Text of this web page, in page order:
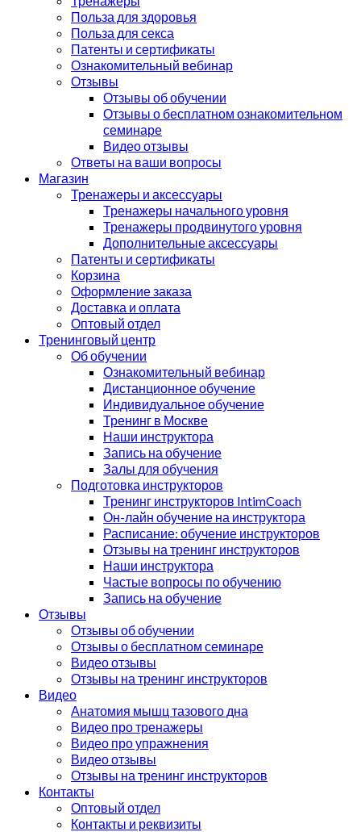
Польза для здоровья
Польза для секса
Патенты и сертификаты
Ознакомительный вебинар
Отзывы
Отзывы об обучении
Отзывы о бесплатном ознакомительном
семинаре
Видео отзывы
Ответы на ваши вопросы
Магазин
Тренажеры и аксессуары
Тренажеры начального уровня
Тренажеры продвинутого уровня
Дополнительные аксессуары
Патенты и сертификаты
Корзина
Оформление заказа
Доставка и оплата
Оптовый отдел
Тренинговый центр
Об обучении
Ознакомительный вебинар
Дистанционное обучение
Индивидуальное обучение
Тренинг в Москве
Наши инструктора
Запись на обучение
Залы для обучения
Подготовка инструкторов
Тренинг инструкторов IntimCoach
Он-лайн обучение на инструктора
Расписание: обучение инструкторов
Отзывы на тренинг инструкторов
Наши инструктора
Частые вопросы по обучению
Запись на обучение
Отзывы
Отзывы об обучении
Отзывы о бесплатном семинаре
Видео отзывы
Отзывы на тренинг инструкторов
Видео
Анатомия мышц тазового дна
Видео про тренажеры
Видео про упражнения
Видео отзывы
Отзывы на тренинг инструкторов
Контакты
Оптовый отдел
Контакты и реквизиты